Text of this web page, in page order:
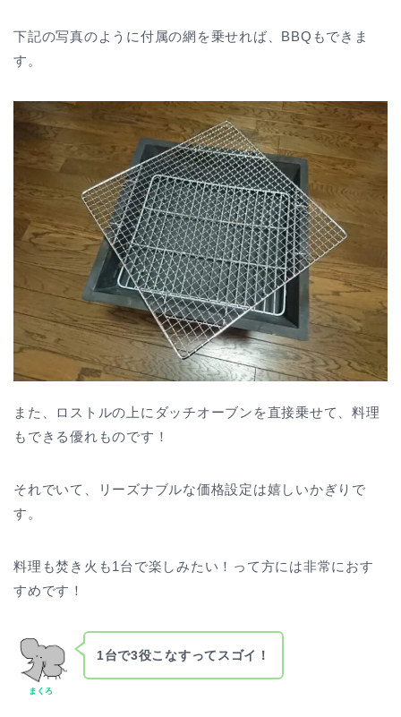
下記の写真のように付属の網を乗せれば、BBQもできま
す。
また、ロストルの上にダッチオーブンを直接乗せて、料理
もできる優れものです！
それでいて、リーズナブルな価格設定は嬉しいかぎりで
す。
料理も焚き火も1台で楽しみたい！って方には非常におす
すめです！
まくろ
1台で3役こなすってスゴイ！